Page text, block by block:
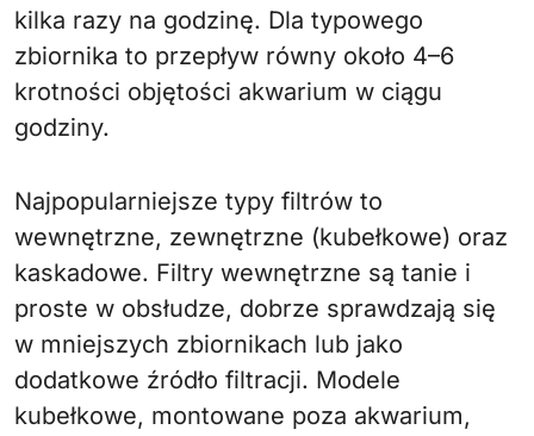
kilka razy na godzinę. Dla typowego
zbiornika to przepływ równy około 4–6
krotności objętości akwarium w ciągu
godziny.
Najpopularniejsze typy filtrów to
wewnętrzne, zewnętrzne (kubełkowe) oraz
kaskadowe. Filtry wewnętrzne są tanie i
proste w obsłudze, dobrze sprawdzają się
w mniejszych zbiornikach lub jako
dodatkowe źródło filtracji. Modele
kubełkowe, montowane poza akwarium,